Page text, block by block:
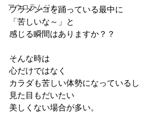
アウロラムジカ
フラメンコを踊っている最中に
「苦しいな～」と
感じる瞬間はありますか？？
そんな時は
心だけではなく
カラダも苦しい体勢になっているし
見た目もだいたい
美しくない場合が多い。